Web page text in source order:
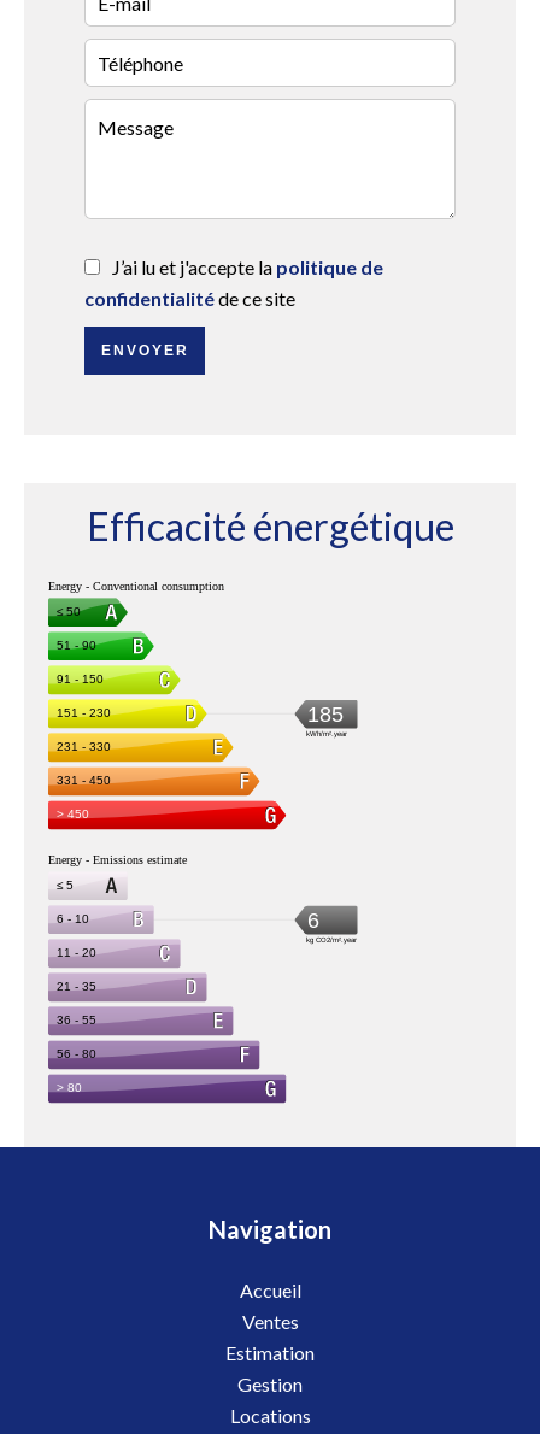
J’ai lu et j'accepte la politique de
confidentialitéde ce site
ENVOYER
Efficacité énergétique
Navigation
Accueil
Ventes
Estimation
Gestion
Locations